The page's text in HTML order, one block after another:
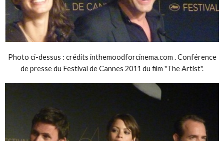
Photo ci-dessus : crédits inthemoodforcinema.com . Conférence
de presse du Festival de Cannes 2011 du film "The Artist".